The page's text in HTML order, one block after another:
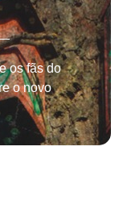
os fãs do
o novo